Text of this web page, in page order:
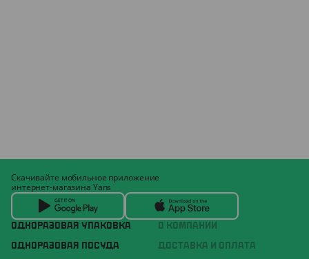
ОДНОРАЗОВАЯ УПАКОВКА
ОДНОРАЗОВАЯ ПОСУДА
О КОМПАНИИ
ДОСТАВКА И ОПЛАТА
Скачивайте мобильное приложение
интернет-магазина Yans